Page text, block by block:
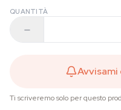
QUANTITÀ
Ti scriveremo solo per questo